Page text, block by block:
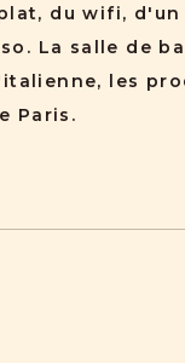
du wifi,
La salle de
les
Paris.